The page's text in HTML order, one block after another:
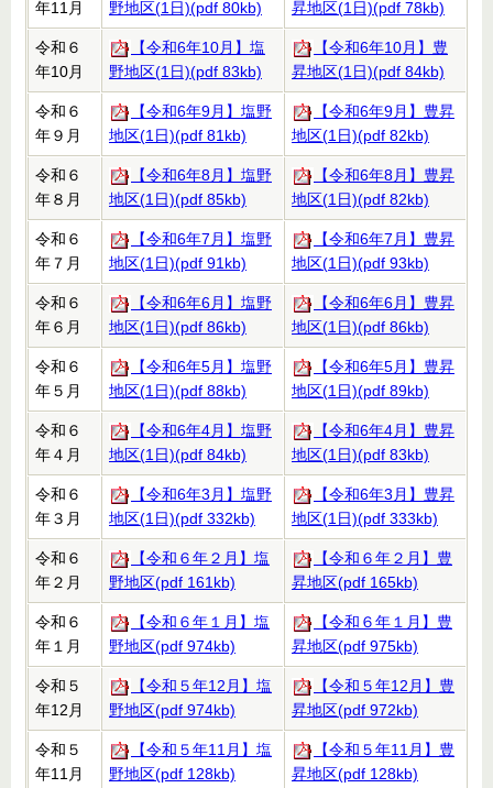
年11月
野地区(1日)(pdf 80kb)
昇地区(1日)(pdf 78kb)
令和６
年10月
【令和6年10月】塩
野地区(1日)(pdf 83kb)
【令和6年10月】豊
昇地区(1日)(pdf 84kb)
令和６
年９月
【令和6年9月】塩野
地区(1日)(pdf 81kb)
【令和6年9月】豊昇
地区(1日)(pdf 82kb)
令和６
年８月
【令和6年8月】塩野
地区(1日)(pdf 85kb)
【令和6年8月】豊昇
地区(1日)(pdf 82kb)
令和６
年７月
【令和6年7月】塩野
地区(1日)(pdf 91kb)
【令和6年7月】豊昇
地区(1日)(pdf 93kb)
令和６
年６月
【令和6年6月】塩野
地区(1日)(pdf 86kb)
【令和6年6月】豊昇
地区(1日)(pdf 86kb)
令和６
年５月
【令和6年5月】塩野
地区(1日)(pdf 88kb)
【令和6年5月】豊昇
地区(1日)(pdf 89kb)
令和６
年４月
【令和6年4月】塩野
地区(1日)(pdf 84kb)
【令和6年4月】豊昇
地区(1日)(pdf 83kb)
令和６
年３月
【令和6年3月】塩野
地区(1日)(pdf 332kb)
【令和6年3月】豊昇
地区(1日)(pdf 333kb)
令和６
年２月
【令和６年２月】塩
野地区(pdf 161kb)
【令和６年２月】豊
昇地区(pdf 165kb)
令和６
年１月
【令和６年１月】塩
野地区(pdf 974kb)
【令和６年１月】豊
昇地区(pdf 975kb)
令和５
年12月
【令和５年12月】塩
野地区(pdf 974kb)
【令和５年12月】豊
昇地区(pdf 972kb)
令和５
年11月
【令和５年11月】塩
野地区(pdf 128kb)
【令和５年11月】豊
昇地区(pdf 128kb)